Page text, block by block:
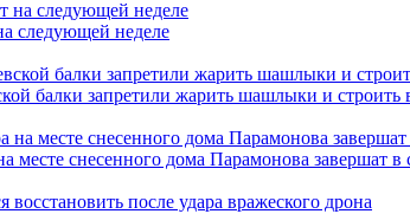
следующей неделе
балки запретили жарить шашлыки и строить
месте снесенного дома Парамонова завершат в